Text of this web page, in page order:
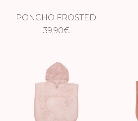
PONCHO FROSTED
ALMOND
39,90€